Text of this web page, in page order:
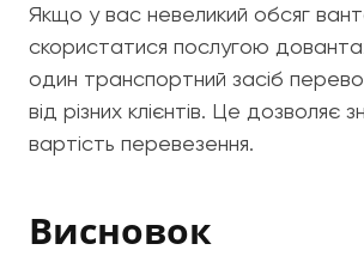
Якщо у вас невеликий обсяг
скористатися послугою
один транспортний засіб
від різних клієнтів. Це дозволяє
вартість перевезення.
Висновок